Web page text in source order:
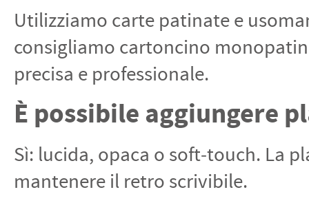
Utilizziamo carte patinate e
consigliamo cartoncino
precisa e professionale.
È possibile aggiungere
Sì: lucida, opaca o soft‑touch. La
mantenere il retro scrivibile.